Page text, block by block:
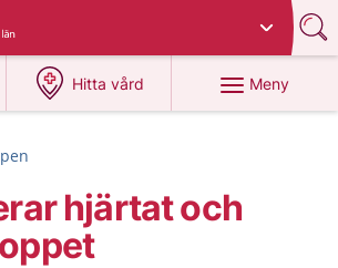
region
Hitta vård
på 1177.se
Meny
hjärtat och